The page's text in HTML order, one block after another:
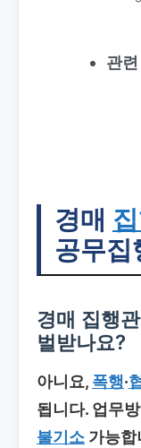
관련
경매
공무집
경매 집행
벌받나요?
아니요, 폭행·
됩니다. 업무
불기소 가능합